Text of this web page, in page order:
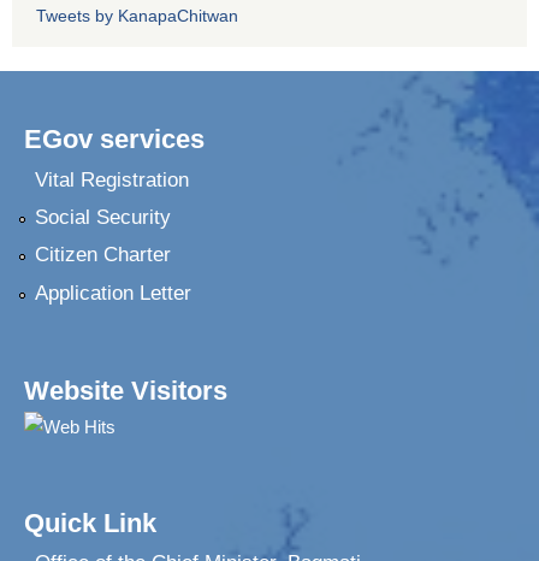
Tweets by KanapaChitwan
EGov services
Vital Registration
Social Security
Citizen Charter
Application Letter
Website Visitors
Quick Link